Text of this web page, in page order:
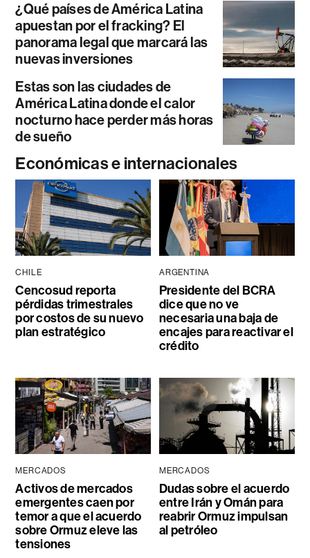
¿Qué países de América Latina
apuestan por el fracking? El
panorama legal que marcará las
nuevas inversiones
Estas son las ciudades de
América Latina donde el calor
nocturno hace perder más horas
de sueño
Económicas e internacionales
CHILE
Cencosud reporta
pérdidas trimestrales
por costos de su nuevo
plan estratégico
ARGENTINA
Presidente del BCRA
dice que no ve
necesaria una baja de
encajes para reactivar el
crédito
MERCADOS
Activos de mercados
emergentes caen por
temor a que el acuerdo
sobre Ormuz eleve las
tensiones
MERCADOS
Dudas sobre el acuerdo
entre Irán y Omán para
reabrir Ormuz impulsan
al petróleo